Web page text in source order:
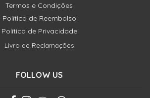
Termos e Condições
Política de Reembolso
Política de Privacidade
Livro de Reclamações
FOLLOW US